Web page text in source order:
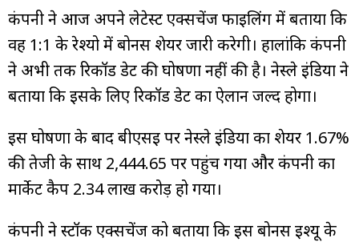
कंपनी ने आज अपने लेटेस्ट एक्सचेंज फाइलिंग में बताया कि
वह 1:1 के रेश्यो में बोनस शेयर जारी करेगी। हालांकि कंपनी
ने अभी तक रिकॉर्ड डेट की घोषणा नहीं की है। नेस्ले इंडिया ने
बताया कि इसके लिए रिकॉर्ड डेट का ऐलान जल्द होगा।
इस घोषणा के बाद बीएसई पर नेस्ले इंडिया का शेयर 1.67%
की तेजी के साथ ₹2,444.65 पर पहुंच गया और कंपनी का
मार्केट कैप ₹2.34 लाख करोड़ हो गया।
कंपनी ने स्टॉक एक्सचेंज को बताया कि इस बोनस इश्यू के